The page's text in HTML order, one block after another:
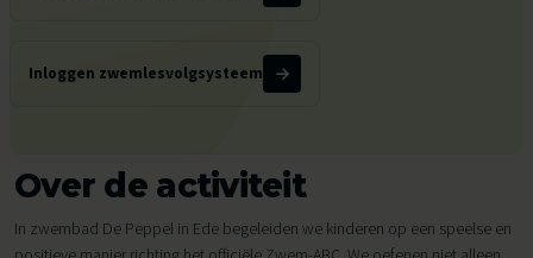
Inloggen zwemlesvolgsysteem
Over de activiteit
In zwembad De Peppel in Ede begeleiden we kinderen op een speelse en